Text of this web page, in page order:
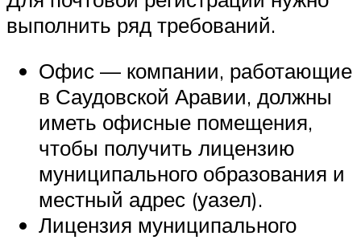
выполнить ряд требований.
Офис — компании, работающие
в Саудовской Аравии, должны
иметь офисные помещения,
чтобы получить лицензию
муниципального образования и
местный адрес (уазел).
Лицензия муниципального